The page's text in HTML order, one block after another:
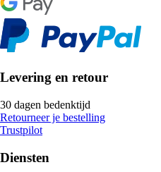
Levering en retour
30 dagen bedenktijd
Retourneer je bestelling
Trustpilot
Diensten